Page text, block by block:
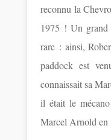
reconnu la
1975 ! Un grand
rare : ainsi,
paddock est
connaissait sa
il était le
Marcel Arnold en